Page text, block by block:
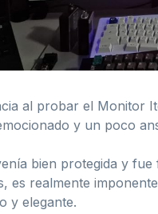
al probar el Monitor
y un poco
bien protegida y
es realmente
y elegante.